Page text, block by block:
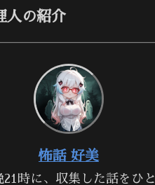
人の紹介
怖話 好美
21時に、収集した話をひと